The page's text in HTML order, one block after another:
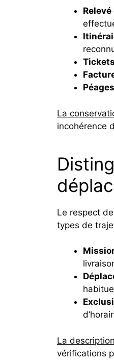
La
incohérence
Le respect
types de
La
vérifications